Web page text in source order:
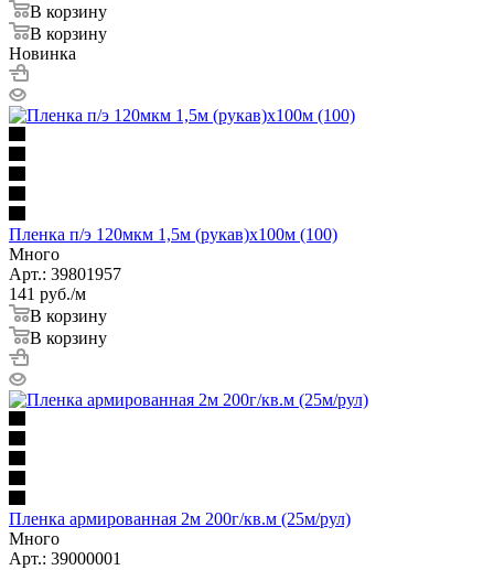
В корзину
В корзину
Новинка
Пленка п/э 120мкм 1,5м (рукав)х100м (100)
Много
Арт.: 39801957
141 руб./м
В корзину
В корзину
Пленка армированная 2м 200г/кв.м (25м/рул)
Много
Арт.: 39000001